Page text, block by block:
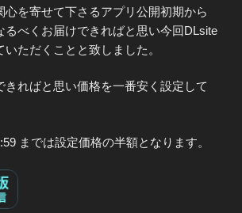
心を寄せて下さるアプリ公開初期から
るべくお届けできればと思い今回DLsite
ただくことと致しました。
きればと思い価格を一番安く設定して
までは設定価格の半額となります。